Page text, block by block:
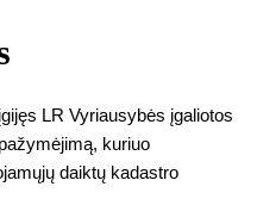
LR Vyriausybės įgaliotos
kuriuo
daiktų kadastro